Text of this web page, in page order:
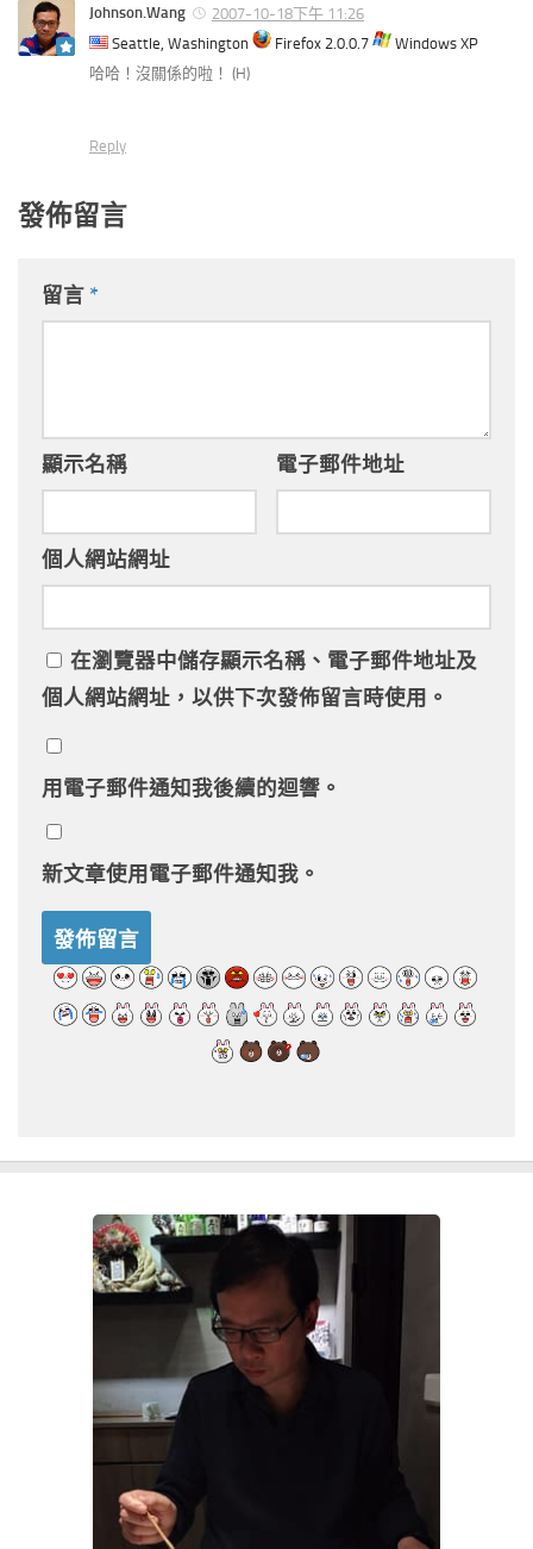
Johnson.Wang
2007-10-18下午 11:26
Seattle, Washington
Firefox 2.0.0.7
Windows XP
哈哈！沒關係的啦！ (H)
Reply
發佈留言
留言 *
顯示名稱 電子郵件地址
個人網站網址
在瀏覽器中儲存顯示名稱、電子郵件地址及
個人網站網址，以供下次發佈留言時使用。
用電子郵件通知我後續的迴響。
新文章使用電子郵件通知我。